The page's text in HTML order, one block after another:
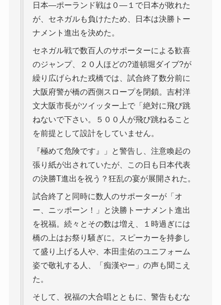
日本―ポーランド戦は０―１で日本が敗れた
が、セネガルも負けたため、日本は決勝トー
ナメント進出を決めた。
セネガル戦で数百人のサポーターによる歓喜
のジャンプ、２０人ほどの?道頓堀ダイブ?が
繰り広げられた戎橋では、試合終了数分前に
大阪府警が橋の西側スロープを閉鎖。吉村洋
文大阪市長がツイッター上で「絶対に飛び跳
ねないで下さい。５００人が飛び跳ねること
を前提として設計をしていません。
『極めて危険です』」と警告し、注意喚起の
張り紙が出されていたが、この日も日本代表
の決勝T進出を祝う？狂乱の宴が展開された。
試合終了と同時に数人のサポーターが「オ
ー、ニッポーン！」と決勝トーナメント進出
を祝福。続々とその数は増え、１時過ぎには
橋の上はお祭り騒ぎに。スピーカーを持参し
て盛り上げる人や、本田圭佑のユニフォーム
姿で敬礼する人、「痴漢やー」の声も聞こえ
た。
そして、祝福の大合唱とともに、警告もむな